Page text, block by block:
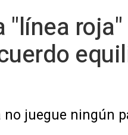
"línea
no juegue ningún